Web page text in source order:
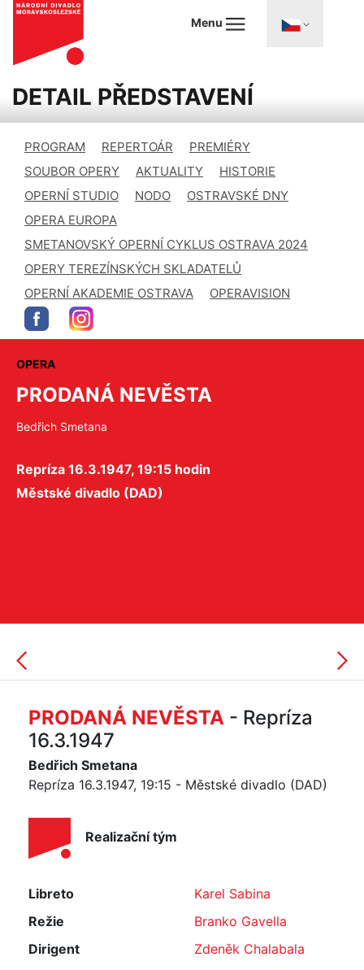
Menu
DETAIL PŘEDSTAVENÍ
PROGRAM REPERTOÁR
PREMIÉRY
SOUBOR OPERY
AKTUALITY
HISTORIE
OPERNÍ STUDIO
NODO
OSTRAVSKÉ DNY
OPERA EUROPA
SMETANOVSKÝ OPERNÍ CYKLUS OSTRAVA 2024
OPERY TEREZÍNSKÝCH SKLADATELŮ
OPERNÍ AKADEMIE OSTRAVA
OPERAVISION
OPERA
PRODANÁ NEVĚSTA
Bedřich Smetana
Repríza 16.3.1947, 19:15 hodin
Městské divadlo (DAD)
PRODANÁ NEVĚSTA - Repríza
16.3.1947
Bedřich Smetana
Repríza 16.3.1947, 19:15 - Městské divadlo (DAD)
Realizační tým
Libreto
Karel Sabina
Režie
Branko Gavella
Dirigent
Zdeněk Chalabala